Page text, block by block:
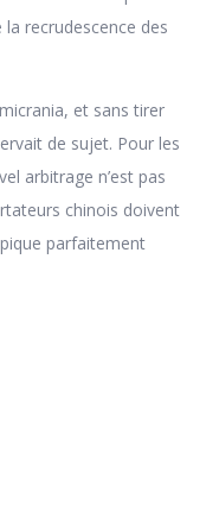
recrudescence des
et sans tirer
de sujet. Pour les
arbitrage n’est pas
chinois doivent
parfaitement